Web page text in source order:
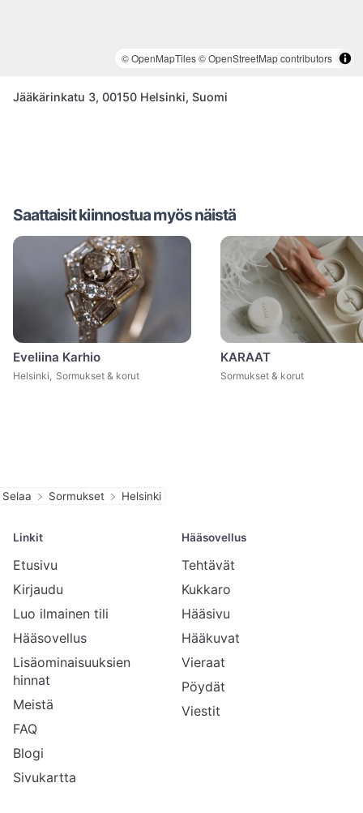
© OpenMapTiles© OpenStreetMap contributors
Jääkärinkatu 3, 00150 Helsinki, Suomi
Saattaisit kiinnostua myös näistä
Eveliina Karhio
Helsinki Sormukset & korut
KARAAT
Sormukset & korut
Selaa Sormukset Helsinki
Linkit
Etusivu
Kirjaudu
Luo ilmainen tili
Hääsovellus
Lisäominaisuuksien
hinnat
Meistä
FAQ
Blogi
Sivukartta
Hääsovellus
Tehtävät
Kukkaro
Hääsivu
Hääkuvat
Vieraat
Pöydät
Viestit